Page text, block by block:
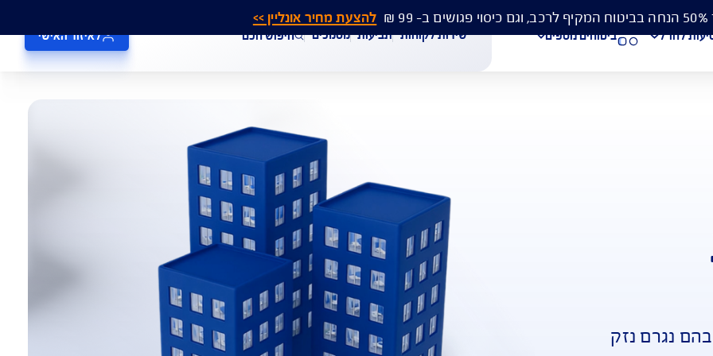
להצעת מחיר אונליין >>
שירות לקוחות תביעות מסמכים חיפוש חכם לאיזור האישי ביטוחים נוספים
מחיר לביטוח רכב
ביטוח נסיעות לחו"ל
תביעת רכב רכישת ביטוח יומי